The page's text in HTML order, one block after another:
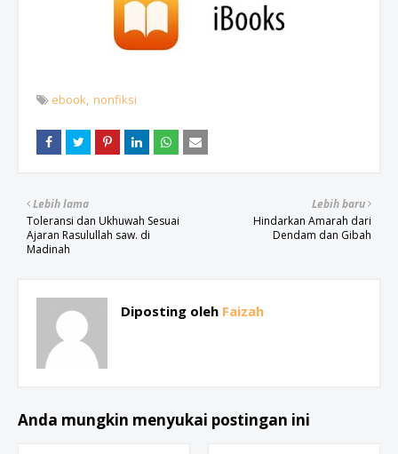
ebook nonfiksi
Lebih baru
Hindarkan Amarah dari
Dendam dan Gibah
Lebih lama
Toleransi dan Ukhuwah Sesuai
Ajaran Rasulullah saw. di
Madinah
Diposting oleh Faizah
Anda mungkin menyukai postingan ini